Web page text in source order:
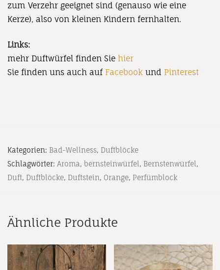
zum Verzehr geeignet sind (genauso wie eine
Kerze), also von kleinen Kindern fernhalten.
Links:
mehr Duftwürfel finden Sie hier
Sie finden uns auch auf Facebook und Pinterest
Kategorien: Bad-Wellness, Duftblöcke
Schlagwörter: Aroma, bernsteinwürfel , Bernstenwürfel ,
Duft, Duftblöcke, Duftstein, Orange, Perfümblock
Ähnliche Produkte